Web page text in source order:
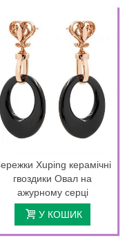
Xuping керамічні
гвоздики Овал на
ажурному серці
У КОШИК